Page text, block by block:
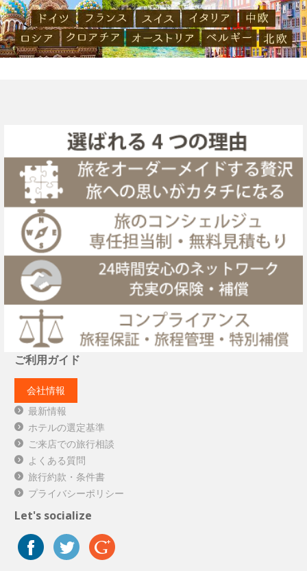
ご利用ガイド
会社情報
最新情報
ホテルの選定基準
ご来店での旅行相談
よくある質問
旅行約款・条件書
プライバシーポリシー
Let's socialize